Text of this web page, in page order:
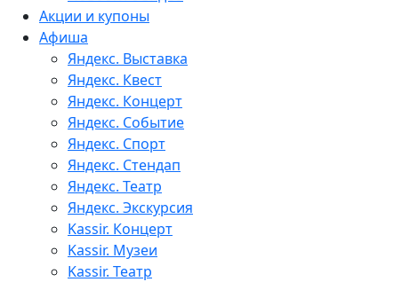
Акции и купоны
Афиша
Яндекс. Выставка
Яндекс. Квест
Яндекс. Концерт
Яндекс. Событие
Яндекс. Спорт
Яндекс. Стендап
Яндекс. Театр
Яндекс. Экскурсия
Kassir. Концерт
Kassir. Музеи
Kassir. Театр